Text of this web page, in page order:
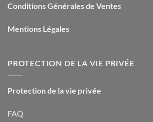
Conditions Générales de Ventes
Mentions Légales
PROTECTION DE LA VIE PRIVÉE
Protection de la vie privée
FAQ